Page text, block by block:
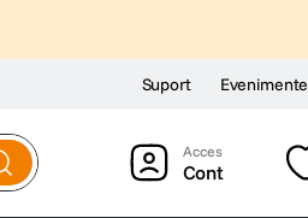
Suport Evenimente
Cont